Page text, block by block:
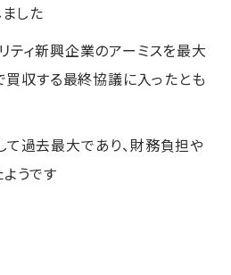
した
ティ新興企業のアーミスを最大
買収する最終協議に入ったとも
過去最大であり、財務負担や
うです